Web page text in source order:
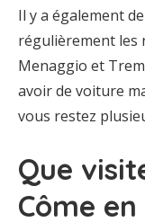
Il y a également
régulièrement les
Menaggio et
avoir de voiture
vous restez
Que
Côme